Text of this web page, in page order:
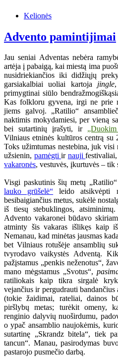
Kelionės
Advento pamintijimai
Jau seniai Adventas nebėra
artėja į pabaigą, kai miestą ima
nusidriekiančios iki didžiųjų
garsiakalbiai uoliai kartoja jingle
primygtinai siūlo
Kas folkloru gyvena, irgi ne prie
jiems galvoj. „Ratilio“
naktimis mokydamiesi, per vieną
bei sutartinių įrašyti, ir
Vilniaus etninės kultūros centrą
Toks užimtumas nestebina, juk
užsienin, pamėgtiir naujifestivaliai,
vakaronės, vestuvės, įkurtuvės – tik
Visgi paskutinis šių metų
lauko grūšelė“ leido atsikvėpti
besibaigiančius metus, sukėlė
iš tiesų stebuklingos,
Advento vakaronei būdavo
atminty šis vakaras išlikęs kaip
Nemanau, kad minėtas jausmas
bet Vilniaus rotušėje ansamblių
tvyrodavo vaikystės Adventą.
pažįstamus „penkis neženotus“,
mano mėgstamus „Svotus“,
ratiliokais kaip tikra sirgalė
vejančius ir pergudrauti
(tokie žaidimai, rateliai, dainos
piršlybų metas; turėkit omeny,
renginio dalyvių nuoširdumu,
o ypač ansamblio naujokėmis,
sutartinę „Skrandz bitela“, tiek
tancun“. Manau, pasirodymas
pastarojo pusmečio darbą.